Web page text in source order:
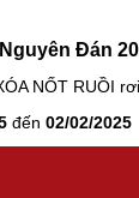
Đán
NỐT RUỒI
đến02/02/2025